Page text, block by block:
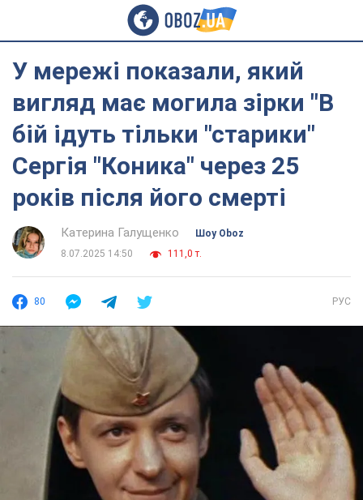
У мережі показали, який
вигляд має могила зірки "В
бій ідуть тільки "старики"
Сергія "Коника" через 25
років після його смерті
Катерина Галущенко
Шоу Oboz
8.07.2025 14:50
111,0 т.
80 РУС